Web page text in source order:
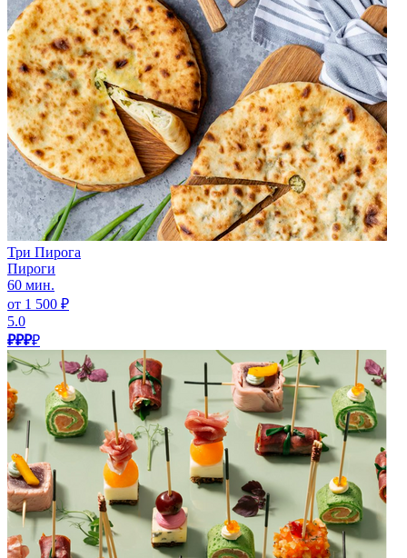
Три Пирога
Пироги
60 мин.
от 1 500 ₽
5.0
₽₽₽₽